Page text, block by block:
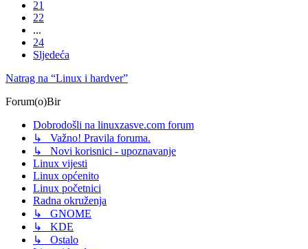
21
22
...
24
Sljedeća
Natrag na “Linux i hardver”
Forum(o)Bir
Dobrodošli na linuxzasve.com forum
↳ Važno! Pravila foruma.
↳ Novi korisnici - upoznavanje
Linux vijesti
Linux općenito
Linux početnici
Radna okruženja
↳ GNOME
↳ KDE
↳ Ostalo